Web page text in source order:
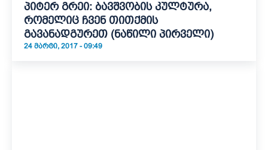
პიტერ გრეი: ბავშვობის კულტურა,
რომელიც ჩვენ თითქმის
გავანადგურეთ (ნაწილი პირველი)
24 ᲛᲐᲠᲢᲘ, 2017 - 09:49